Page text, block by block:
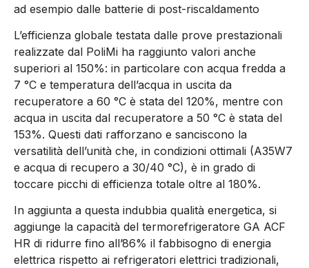
ad esempio dalle batterie di post-riscaldamento
L’efficienza globale testata dalle prove prestazionali
realizzate dal PoliMi ha raggiunto valori anche
superiori al 150%: in particolare con acqua fredda a
7 °C e temperatura dell’acqua in uscita da
recuperatore a 60 °C è stata del 120%, mentre con
acqua in uscita dal recuperatore a 50 °C è stata del
153%. Questi dati rafforzano e sanciscono la
versatilità dell’unità che, in condizioni ottimali (A35W7
e acqua di recupero a 30/40 °C), è in grado di
toccare picchi di efficienza totale oltre al 180%.
In aggiunta a questa indubbia qualità energetica, si
aggiunge la capacità del termorefrigeratore GA ACF
HR di ridurre fino all’86% il fabbisogno di energia
elettrica rispetto ai refrigeratori elettrici tradizionali,